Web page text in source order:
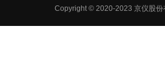
Copyright © 2020-2023 京仪股